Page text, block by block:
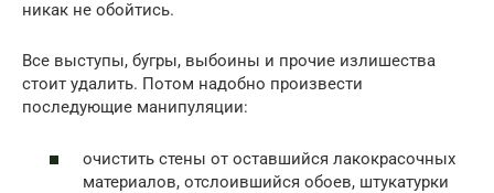
никак не обойтись.
Все выступы, бугры, выбоины и прочие излишества
стоит удалить. Потом надобно произвести
последующие манипуляции:
очистить стены от оставшийся лакокрасочных
материалов, отслоившийся обоев, штукатурки